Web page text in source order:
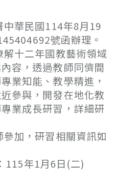
華民國114年8月19
號函辦理。
十二年國教藝術領域
容，透過教師同儕間
業知能、教學精進，
參與，開發在地化教
業成長研習，詳細研
加，研習相關資訊如
年1月6日(二)